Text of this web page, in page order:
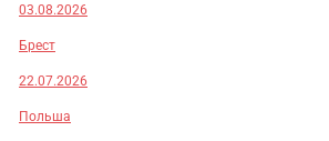
03.08.2026
Брест
22.07.2026
Польша